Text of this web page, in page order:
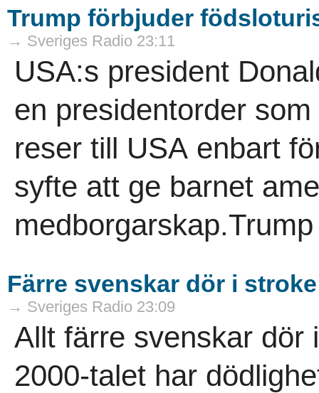
Trump förbjuder
→ Sveriges Radio 23:11
USA:s president
en presidentorder
reser till USA enbart
syfte att ge barnet
Färre svenskar dör i stroke
→ Sveriges Radio 23:09
Allt färre svenskar dör
2000-talet har